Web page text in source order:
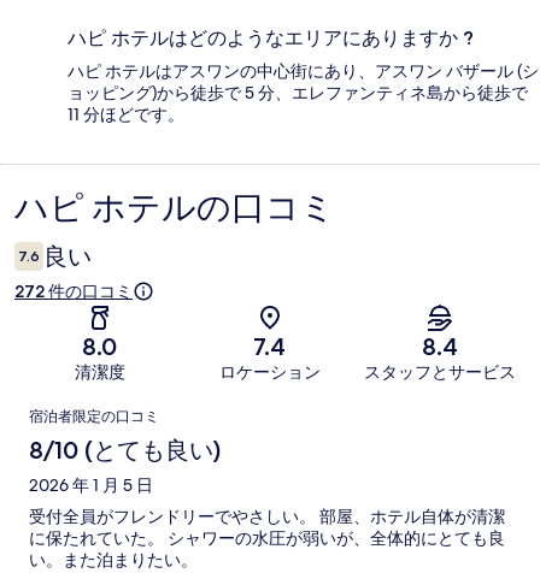
ハピ ホテルはどのようなエリアにありますか ?
ハピ ホテルはアスワンの中心街にあり、アスワン バザール (シ
ョッピング)から徒歩で 5 分、エレファンティネ島から徒歩で
11 分ほどです。
口
コ
ミ
ハピ ホテルの口コミ
7.6 良い
272 件の口コミ
8.0
清潔度
7.4
ロケーション
8.4
スタッフとサービス
口
コ
ミ
宿泊者限定の口コミ
8/10 (とても良い)
2026 年 1 月 5 日
受付全員がフレンドリーでやさしい。 部屋、ホテル自体が清潔
に保たれていた。 シャワーの水圧が弱いが、全体的にとても良
い。また泊まりたい。